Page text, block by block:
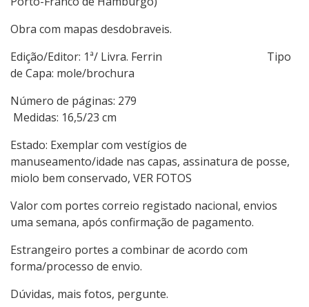
Obra com mapas desdobraveis.
Edição/Editor: 1ª/ Livra. Ferrin Tipo
de Capa: mole/brochura
Número de páginas: 279
Medidas: 16,5/23 cm
Estado: Exemplar com vestígios de
manuseamento/idade nas capas, assinatura de posse,
miolo bem conservado, VER FOTOS
Valor com portes correio registado nacional, envios
uma semana, após confirmação de pagamento.
Estrangeiro portes a combinar de acordo com
forma/processo de envio.
Dúvidas, mais fotos, pergunte.